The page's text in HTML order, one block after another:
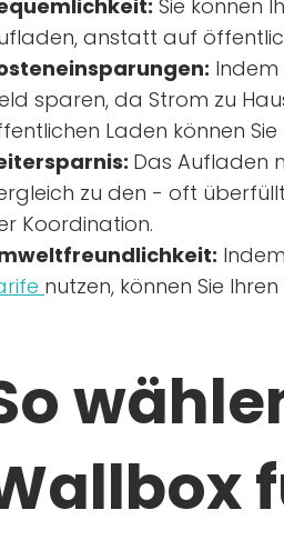
Sie können
anstatt auf
Indem
sparen, da Strom zu
Laden können Sie
Das Aufladen
zu den - oft
Koordination.
nutzen, können Sie